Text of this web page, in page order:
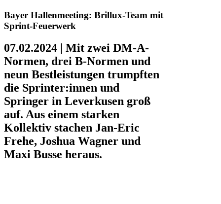
Bayer Hallenmeeting: Brillux-Team mit
Sprint-Feuerwerk
07.02.2024 | Mit zwei DM-A-
Normen, drei B-Normen und
neun Bestleistungen trumpften
die Sprinter:innen und
Springer in Leverkusen groß
auf. Aus einem starken
Kollektiv stachen Jan-Eric
Frehe, Joshua Wagner und
Maxi Busse heraus.